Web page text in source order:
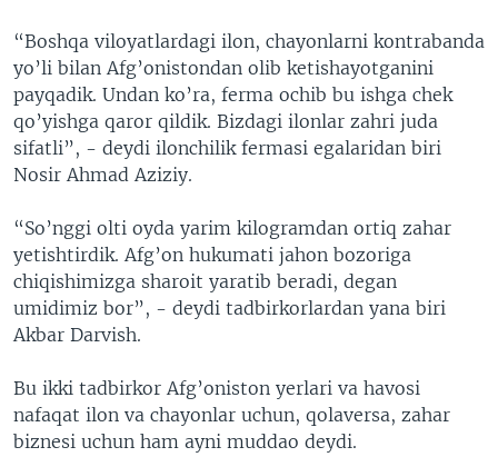
“Boshqa viloyatlardagi ilon, chayonlarni kontrabanda
yo’li bilan Afg’onistondan olib ketishayotganini
payqadik. Undan ko’ra, ferma ochib bu ishga chek
qo’yishga qaror qildik. Bizdagi ilonlar zahri juda
sifatli”, - deydi ilonchilik fermasi egalaridan biri
Nosir Ahmad Aziziy.
“So’nggi olti oyda yarim kilogramdan ortiq zahar
yetishtirdik. Afg’on hukumati jahon bozoriga
chiqishimizga sharoit yaratib beradi, degan
umidimiz bor”, - deydi tadbirkorlardan yana biri
Akbar Darvish.
Bu ikki tadbirkor Afg’oniston yerlari va havosi
nafaqat ilon va chayonlar uchun, qolaversa, zahar
biznesi uchun ham ayni muddao deydi.